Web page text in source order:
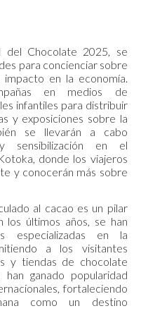
del Chocolate 2025, se
para concienciar sobre
en la economía.
en medios de
infantiles para distribuir
y exposiciones sobre la
se llevarán a cabo
sensibilización en el
donde los viajeros
y conocerán más sobre
al cacao es un pilar
los últimos años, se han
especializadas en la
a los visitantes
y tiendas de chocolate
han ganado popularidad
fortaleciendo
como un destino